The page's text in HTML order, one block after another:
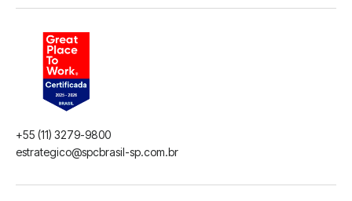
+55 (11) 3279-9800
estrategico@spcbrasil-sp.com.br